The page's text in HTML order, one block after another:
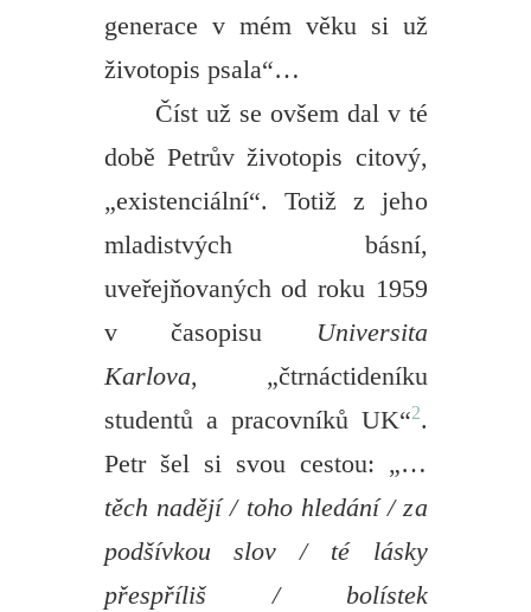
generace v mém věku si už
životopis psala“…
Číst už se ovšem dal v té
době Petrův životopis citový,
„existenciální“. Totiž z jeho
mladistvých básní,
uveřejňovaných od roku 1959
v časopisu
Universita
Karlova, „čtrnáctideníku
studentů a pracovníků UK“2.
Petr šel si svou cestou: „…
těch nadějí / toho hledání / za
podšívkou slov / té lásky
přespříliš / bolístek